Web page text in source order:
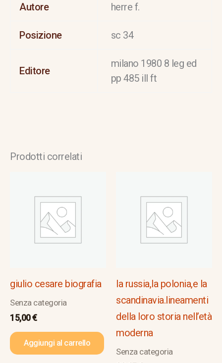
Autore herre f.
Posizione sc 34
Editore
milano 1980 8 leg ed
pp 485 ill ft
Prodotti correlati
giulio cesare biografia
Senza categoria
15,00€
Aggiungi al carrello
la russia,la polonia,e la
scandinavia.lineamenti
della loro storia nell’età
moderna
Senza categoria